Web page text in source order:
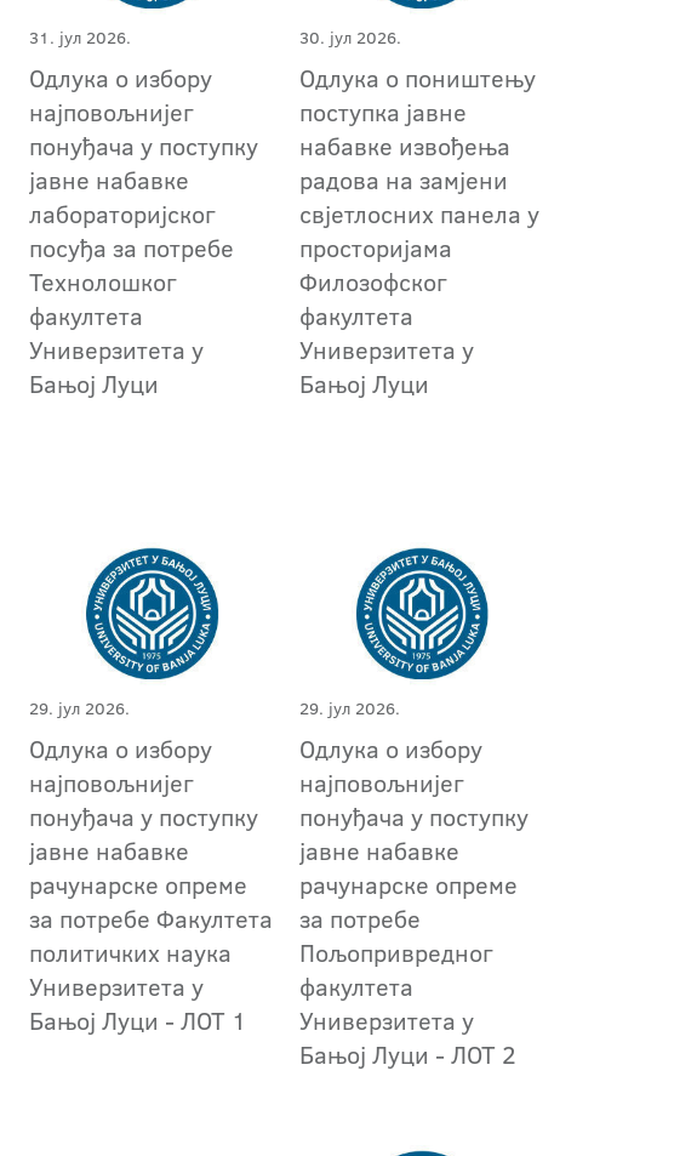
31. јул 2026.
Одлука о избору
најповољнијег
понуђача у поступку
јавне набавке
лабораторијског
посуђа за потребе
Технолошког
факултета
Универзитета у
Бањој Луци
30. јул 2026.
Одлука о поништењу
поступкa јавне
набавке извођења
радова на замјени
свјетлосних панела у
просторијама
Филозофског
факултета
Универзитета у
Бањој Луци
29. јул 2026.
Oдлука о избору
најповољнијег
понуђача у поступку
јавне набавке
рачунарске опреме
за потребе Факултета
политичких наука
Универзитета у
Бањој Луци - ЛОТ 1
29. јул 2026.
Oдлука о избору
најповољнијег
понуђача у поступку
јавне набавке
рачунарске опреме
за потребе
Пољопривредног
факултета
Универзитета у
Бањој Луци - ЛОТ 2